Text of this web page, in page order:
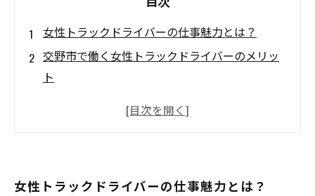
女性トラックドライバーの仕事魅力とは？
交野市で働く女性トラックドライバーのメリッ
ト
女性でも活躍できるトラックドライバーの求人
交野市で初めて女性トラックドライバーになる
女性トラックドライバーの仕事魅力とは？